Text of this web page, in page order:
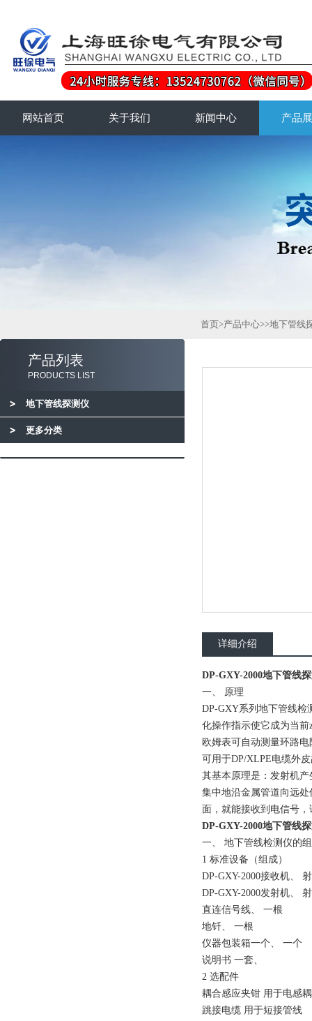
网站首页 关于我们 新闻中心 产品
产品列表
PRODUCTS LIST
地下管线探测仪
更多分类
首页>产品中心>>地下管线
详细介绍
DP-GXY-2000地下管线
一、 原理
DP-GXY系列地下管线检
化操作指示使它成为当
欧姆表可自动测量环路
可用于DP/XLPE电缆外
其基本原理是：发射机
集中地沿金属管道向远
面，就能接收到电信号
DP-GXY-2000地下管线
一、 地下管线检测仪的
1 标准设备（组成）
DP-GXY-2000接收机、
DP-GXY-2000发射机、
直连信号线、 一根
地钎、 一根
仪器包装箱一个、 一个
说明书 一套、
2 选配件
耦合感应夹钳 用于电感
跳接电缆 用于短接管线